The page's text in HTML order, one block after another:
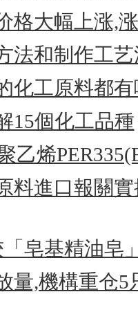
格大幅上涨,
法和制作工
化工原料都有
15個化工品種
乙烯
料進口報關
皂基精油皂
量,機構重仓5